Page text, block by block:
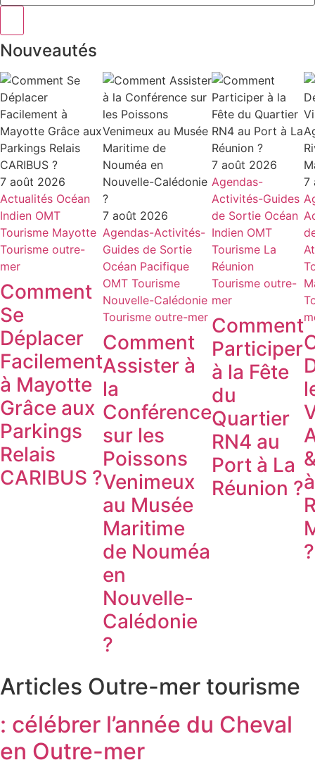
Nouveautés
7 août 2026
Actualités Océan
Indien OMT
Tourisme Mayotte
Tourisme outre-
mer
Comment
Se
Déplacer
Facilement
à Mayotte
Grâce aux
Parkings
Relais
CARIBUS ?
7 août 2026
Agendas-Activités-
Guides de Sortie
Océan Pacifique
OMT Tourisme
Nouvelle-Calédonie
Tourisme outre-mer
Comment
Assister à
la
Conférence
sur les
Poissons
Venimeux
au Musée
Maritime
de Nouméa
en
Nouvelle-
Calédonie
?
7 août 2026
Agendas-
Activités-Guides
de Sortie Océan
Indien OMT
Tourisme La
Réunion
Tourisme outre-
mer
Comment
Participer
à la Fête
du
Quartier
RN4 au
Port à La
Réunion ?
7
?
Articles Outre-mer tourisme
: célébrer l’année du Cheval
en Outre-mer